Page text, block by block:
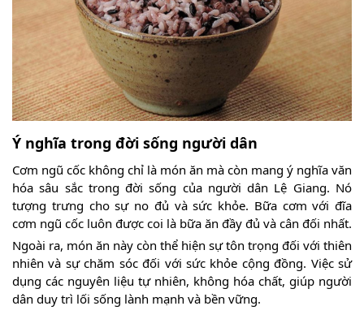
Ý nghĩa trong đời sống người dân
Cơm ngũ cốc không chỉ là món ăn mà còn mang ý nghĩa văn
hóa sâu sắc trong đời sống của người dân Lệ Giang. Nó
tượng trưng cho sự no đủ và sức khỏe. Bữa cơm với đĩa
cơm ngũ cốc luôn được coi là bữa ăn đầy đủ và cân đối nhất.
Ngoài ra, món ăn này còn thể hiện sự tôn trọng đối với thiên
nhiên và sự chăm sóc đối với sức khỏe cộng đồng. Việc sử
dụng các nguyên liệu tự nhiên, không hóa chất, giúp người
dân duy trì lối sống lành mạnh và bền vững.